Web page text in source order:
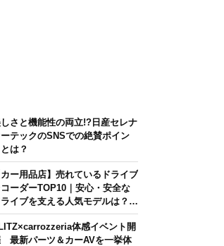
さと機能性の両立!?日産セレナ
テックのSNSでの絶賛ポイン
とは？
カー用品店】売れているドライブ
コーダーTOP10｜安心・安全な
ライブを支える人気モデルは？
年6月版】
体感イベント開
最新パーツ＆カーAVを一挙体